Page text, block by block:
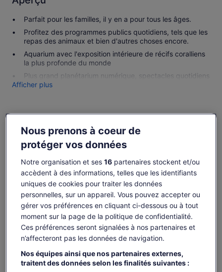
Parfait pour les familles, il y en a pour tous les âges.
Profitez des programmes publics quotidiens, tels que les
repas des animaux et bien d'autres choses encore.
Aquarium avec l'exposition intérieure de récifs coralliens
la plus profonde du monde
Plus grand planétarium numérique, spectacles quotidiens
Afficher plus
Disponibilité
Modifier les dates
Modifier
les
datesven. 7 août
48 €
sam. 8 août
48 €
dim. 9 août
48 €
lun. 10 août
Le
prix
est
de 43 €.
par
adulte
43 €
taxes et frais compris
par adulte
Voir les billets
Il est possible que le contenu de cette page
provienne d’une traduction automatique.
Afficher le texte d’origine (anglais)
Donner mon avis sur cette traductionS’ouvre
dans
nouvel
onglet.
Ce qui est inclus ou non
Nous prenons à coeur de
protéger vos données
Notre organisation et ses 16partenaires stockent et/ou
accèdent à des informations, telles que les identifiants
uniques de cookies pour traiter les données
personnelles, sur un appareil. Vous pouvez accepter ou
gérer vos préférences en cliquant ci-dessous ou à tout
moment sur la page de la politique de confidentialité.
Ces préférences seront signalées à nos partenaires et
n’affecteront pas les données de navigation.
Nos équipes ainsi que nos partenaires externes,
traitent des données selon les finalités suivantes :